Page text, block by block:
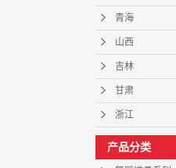
青海
山西
吉林
甘肃
浙江
产品分类